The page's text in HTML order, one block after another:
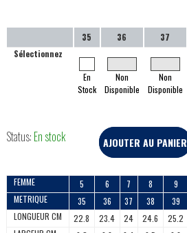
35 36 37
Sélectionnez
En
Stock
Non
Disponible
Non
Disponible
Status: En stock AJOUTER AU PANIER
FEMME 5 6 7 8 9
METRIQUE
35 36 37 38 39
LONGUEUR CM
22.8 23.4 24 24.6 25.2